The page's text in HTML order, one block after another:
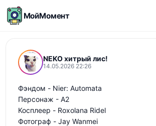
МойМомент
NEKO хитрый лис!
14.05.2026 22:26
Фэндом - Nier: Automata
Персонаж - А2
Косплеер - Roxolana Ridel
Фотограф - Jay Wanmei